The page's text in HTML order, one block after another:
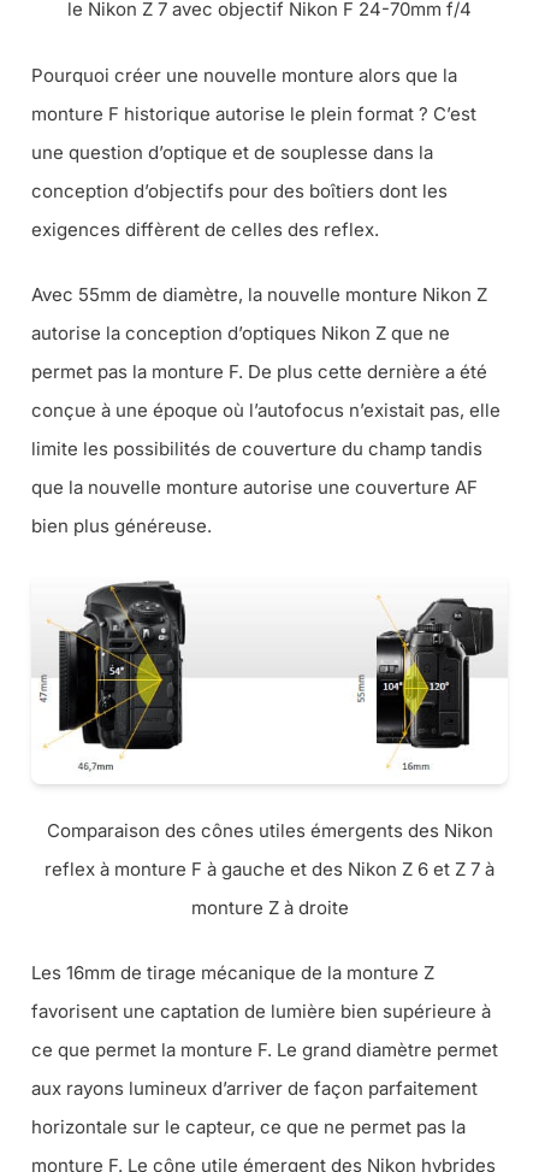
le Nikon Z 7 avec objectif Nikon F 24-70mm f/4
Pourquoi créer une nouvelle monture alors que la
monture F historique autorise le plein format ? C’est
une question d’optique et de souplesse dans la
conception d’objectifs pour des boîtiers dont les
exigences diffèrent de celles des reflex.
Avec 55mm de diamètre, la nouvelle monture Nikon Z
autorise la conception d’optiques Nikon Z que ne
permet pas la monture F. De plus cette dernière a été
conçue à une époque où l’autofocus n’existait pas, elle
limite les possibilités de couverture du champ tandis
que la nouvelle monture autorise une couverture AF
bien plus généreuse.
Comparaison des cônes utiles émergents des Nikon
reflex à monture F à gauche et des Nikon Z 6 et Z 7 à
monture Z à droite
Les 16mm de tirage mécanique de la monture Z
favorisent une captation de lumière bien supérieure à
ce que permet la monture F. Le grand diamètre permet
aux rayons lumineux d’arriver de façon parfaitement
horizontale sur le capteur, ce que ne permet pas la
monture F. Le cône utile émergent des Nikon hybrides